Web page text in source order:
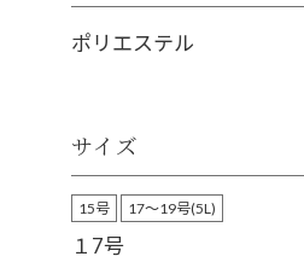
ポリエステル
サイズ
15号 17～19号(5L)
１7号